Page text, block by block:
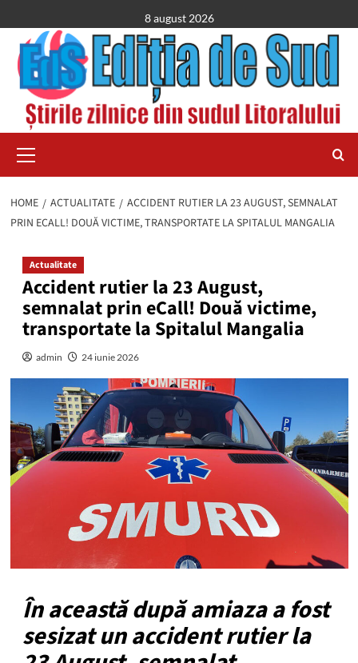
to
content
8 august 2026
Menu
HOME ACTUALITATE
ACCIDENT RUTIER LA 23 AUGUST, SEMNALAT
PRIN ECALL! DOUĂ VICTIME, TRANSPORTATE LA SPITALUL MANGALIA
Actualitate
Accident rutier la 23 August,
semnalat prin eCall! Două victime,
transportate la Spitalul Mangalia
admin 24 iunie 2026
În această după amiaza a fost
sesizat un accident rutier la